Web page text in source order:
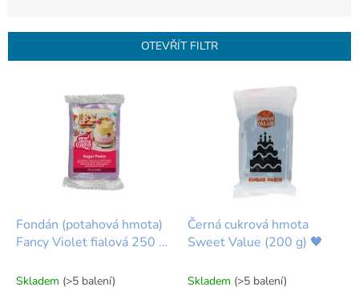
r
OTEVŘÍT FILTR
Fondán (potahová hmota)
Fancy Violet fialová 250 g
Skladem (>5 balení)
Černá cukrová hmota
Sweet Value (200 g) 🖤
Skladem (>5 balení)